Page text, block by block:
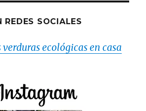
REDES SOCIALES
ecológicas en casa